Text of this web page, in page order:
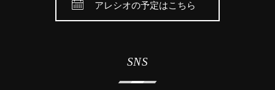
アレシオの予定はこちら
SNS